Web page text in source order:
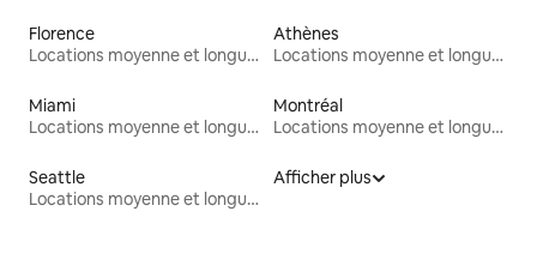
Florence
Locations moyenne et longue durée
Athènes
Locations moyenne et longue durée
Miami
Locations moyenne et longue durée
Montréal
Locations moyenne et longue durée
Seattle
Locations moyenne et longue durée
Afficher plus